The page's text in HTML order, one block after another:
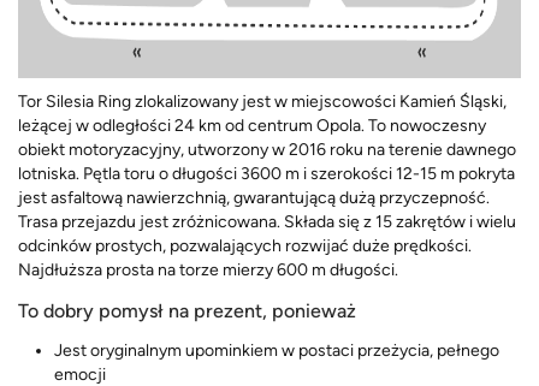
Tor Silesia Ring zlokalizowany jest w miejscowości Kamień Śląski,
leżącej w odległości 24 km od centrum Opola. To nowoczesny
obiekt motoryzacyjny, utworzony w 2016 roku na terenie dawnego
lotniska. Pętla toru o długości 3600 m i szerokości 12-15 m pokryta
jest asfaltową nawierzchnią, gwarantującą dużą przyczepność.
Trasa przejazdu jest zróżnicowana. Składa się z 15 zakrętów i wielu
odcinków prostych, pozwalających rozwijać duże prędkości.
Najdłuższa prosta na torze mierzy 600 m długości.
To dobry pomysł na prezent, ponieważ
Jest oryginalnym upominkiem w postaci przeżycia, pełnego
emocji